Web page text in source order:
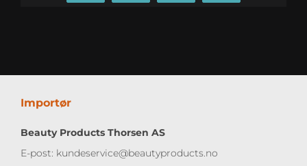
Importør
Beauty Products Thorsen AS
E-post: kundeservice@beautyproducts.no